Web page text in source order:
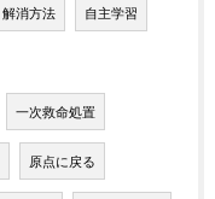
解消方法 自主学習
一次救命処置
原点に戻る